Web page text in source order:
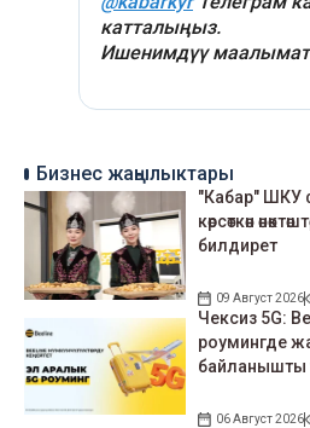
Бизнес жаңылыктары
"Кабар" ШКУ
көрсөткөн
билдирет
09 Август 2026
Чексиз 5G:
роумингде
байланышты
06 Август 2026